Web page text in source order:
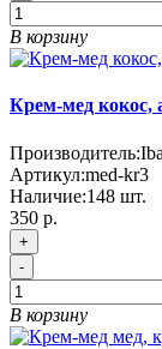
В корзину
Крем-мед кокос,
Производитель:
Артикул:med-kr3
Наличие:148 шт.
350 р.
+
-
В корзину